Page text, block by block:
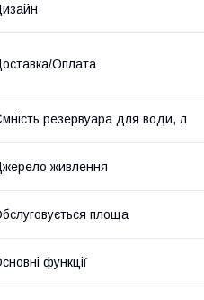
Оплата
резервуара для води, л
живлення
площа
функції